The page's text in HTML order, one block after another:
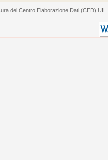
del Centro Elaborazione Dati (CED)